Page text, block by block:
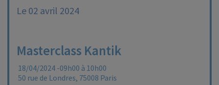
Le 02 avril 2024
Masterclass Kantik
18/04/2024 -09h00 à 10h00
50 rue de Londres, 75008 Paris